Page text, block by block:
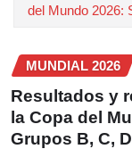
del Mundo 2026:
MUNDIAL 2026
Resultados y
la Copa del
Grupos B, C,